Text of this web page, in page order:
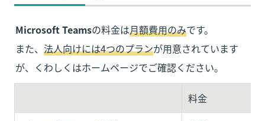
Microsoft Teamsの料金は月額費用のみです。
また、 法人向けには4つのプランが用意されています
が、くわしくはホームページでご確認ください。
料金